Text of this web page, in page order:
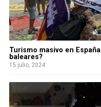
Turismo masivo en
baleares?
15 julio, 2024